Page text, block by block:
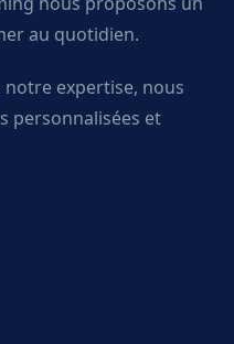
au quotidien.
expertise, nous
personnalisées et